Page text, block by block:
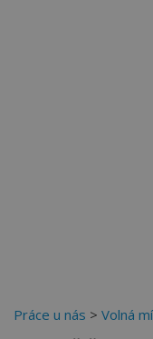
Práce u nás > Volná